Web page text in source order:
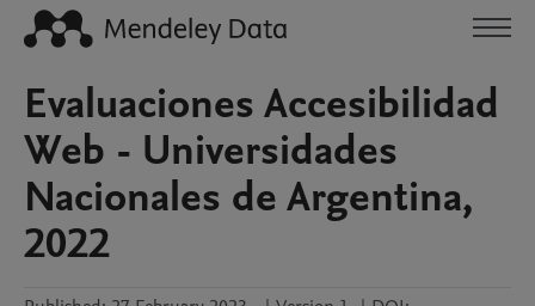
Evaluaciones Accesibilidad
Web - Universidades
Nacionales de Argentina,
2022